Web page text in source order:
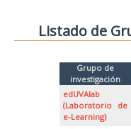
Listado de
Grupo de
investigación
edUVAlab
(Laboratorio de
e-Learning)